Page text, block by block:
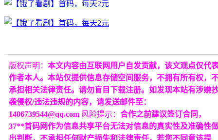
版权声明： 本文内容由互联网用户自发贡献，该文观点仅代
作者本人。本站仅提供信息存储空间服务，不拥有所有权，
承担相关法律责任。请勿盲目下载注册。如发现本站有涉嫌
袭侵权/违法违规的内容，请发送邮件至：
1406739544@qq.com 风险提示： 合作之前建议签订合同，
37**首码网作为信息共享平台无法对信息的真实性及准确性
出判断，不承担任何财产损失和法律责任，若您不同意该提